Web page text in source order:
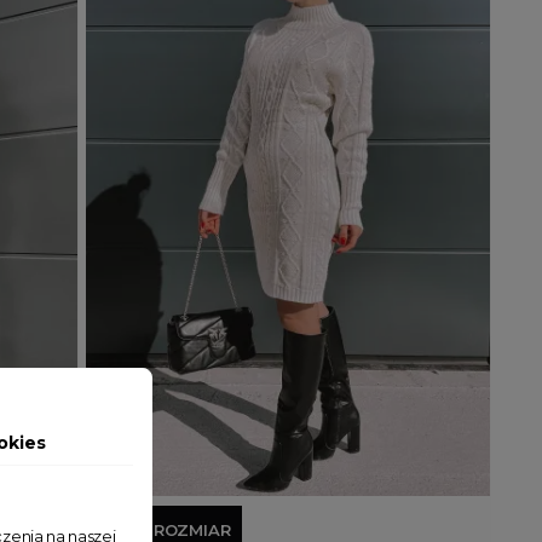
Dodaj do koszyka
JEDEN ROZMIAR
na naszej